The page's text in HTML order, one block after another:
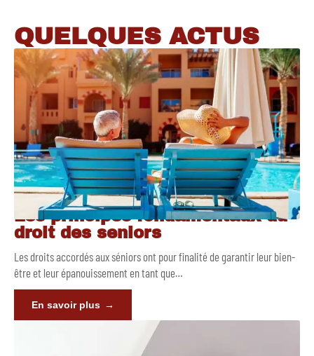
QUELQUES ACTUS
Les principes fondamentaux du
droit des seniors
Les droits accordés aux séniors ont pour finalité de garantir leur bien-
être et leur épanouissement en tant que…
En savoir plus